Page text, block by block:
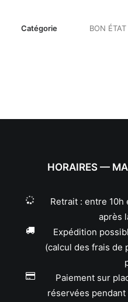
Catégorie BON ÉTAT
HORAIRES —
Retrait : entre 10h
après
Expédition
(calcul des frais de
Paiement sur
réservées